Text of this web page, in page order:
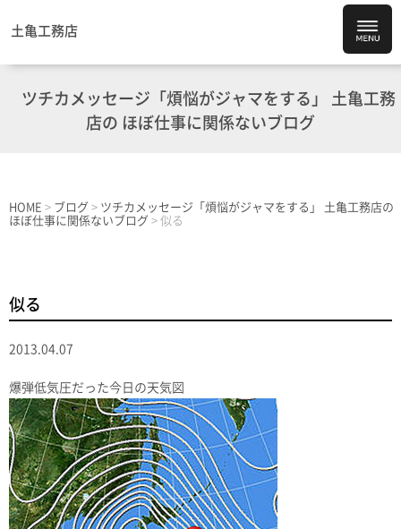
土亀工務店
ツチカメッセージ「煩悩がジャマをする」 土亀工務
店の ほぼ仕事に関係ないブログ
HOME > ブログ > ツチカメッセージ「煩悩がジャマをする」 土亀工務店の
ほぼ仕事に関係ないブログ > 似る
似る
2013.04.07
爆弾低気圧だった今日の天気図